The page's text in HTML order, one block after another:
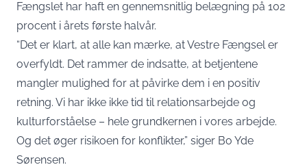
Fængslet har haft en gennemsnitlig belægning på 102
procent i årets første halvår.
“Det er klart, at alle kan mærke, at Vestre Fængsel er
overfyldt. Det rammer de indsatte, at betjentene
mangler mulighed for at påvirke dem i en positiv
retning. Vi har ikke ikke tid til relationsarbejde og
kulturforståelse – hele grundkernen i vores arbejde.
Og det øger risikoen for konflikter,” siger Bo Yde
Sørensen.